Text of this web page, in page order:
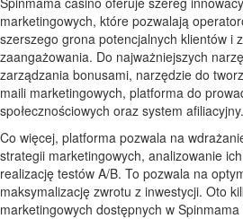
marketingowych, które pozwalają
szerszego grona potencjalnych klientów i
zaangażowania. Do najważniejszych
zarządzania bonusami, narzędzie do
maili marketingowych, platforma do
społecznościowych oraz system afiliacyjny.
Co więcej, platforma pozwala na
strategii marketingowych, analizowanie
realizację testów A/B. To pozwala na
maksymalizację zwrotu z inwestycji. Oto
marketingowych dostępnych w Spinmama